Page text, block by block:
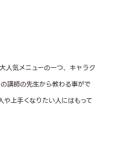
人気メニューの一つ、キャラク
講師の先生から教わる事がで
や上手くなりたい人にはもって